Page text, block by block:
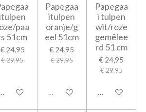
paa
51cm
€ 24,95
€ 29,95
Houd mij op de hoogte
Papegaa
itulpen
oranje/g
eel 51cm
€ 24,95
€ 29,95
In winkelwagen
Papegaa
i tulpen
wit/roze
gemêlee
rd 51 cm
€ 24,95
€ 29,95
In